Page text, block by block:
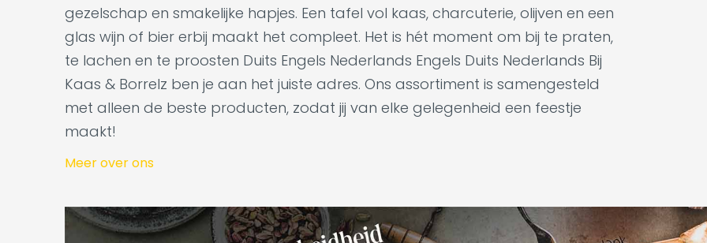
gezelschap en smakelijke hapjes. Een tafel vol kaas, charcuterie, olijven en een
glas wijn of bier erbij maakt het compleet. Het is hét moment om bij te praten,
te lachen en te proosten Duits Engels Nederlands Engels Duits Nederlands Bij
Kaas & Borrelz ben je aan het juiste adres. Ons assortiment is samengesteld
met alleen de beste producten, zodat jij van elke gelegenheid een feestje
maakt!
Meer over ons